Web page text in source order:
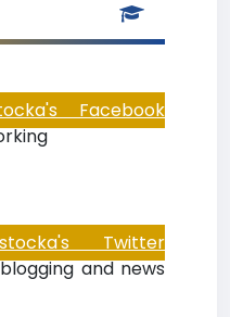
Facebook
Twitter
and news